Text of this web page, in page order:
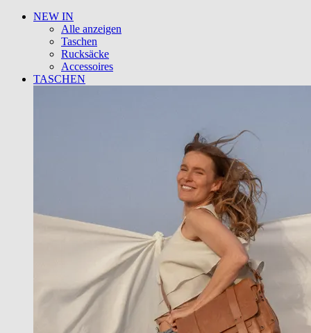
NEW IN
Alle anzeigen
Taschen
Rucksäcke
Accessoires
TASCHEN